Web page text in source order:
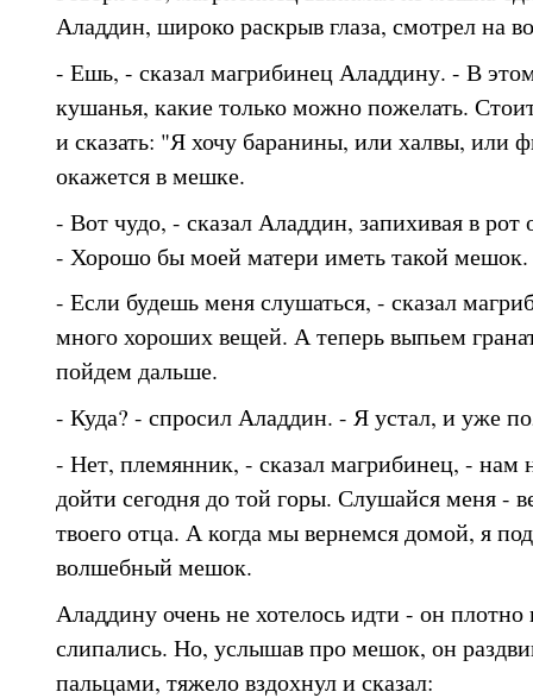
Аладдин, широко раскрыв глаза, смотрел на
- Ешь, - сказал магрибинец Аладдину. - В
кушанья, какие только можно пожелать.
и сказать: "Я хочу баранины, или халвы, или
окажется в мешке.
- Вот чудо, - сказал Аладдин, запихивая в
- Хорошо бы моей матери иметь такой мешок.
- Если будешь меня слушаться, - сказал
много хороших вещей. А теперь выпьем
пойдем дальше.
- Куда? - спросил Аладдин. - Я устал, и уже
- Нет, племянник, - сказал магрибинец, - нам
дойти сегодня до той горы. Слушайся меня -
твоего отца. А когда мы вернемся домой, я
волшебный мешок.
Аладдину очень не хотелось идти - он плотно
слипались. Но, услышав про мешок, он
пальцами, тяжело вздохнул и сказал: